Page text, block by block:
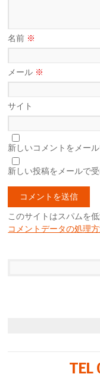
名前 ※
メール ※
サイト
新しいコメントをメー
新しい投稿をメールで
このサイトはスパムを
コメントデータの処理
TEL